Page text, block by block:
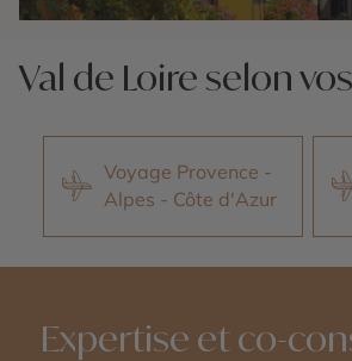
Val de Loire selon
Voyage Provence -
Alpes - Côte d'Azur
Expertise et co-